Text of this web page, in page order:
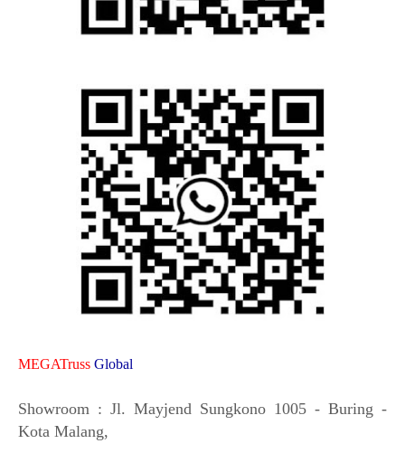
MEGATruss Global
Showroom : Jl. Mayjend Sungkono 1005 - Buring -
Kota Malang,